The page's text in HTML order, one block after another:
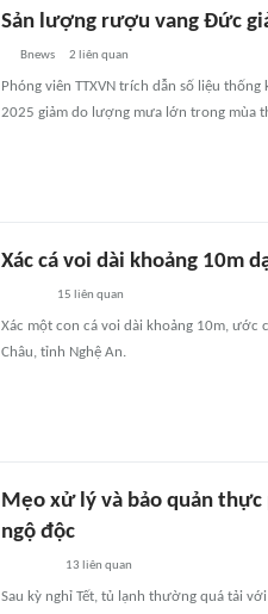
Sản lượng rượu vang Đức
Bnews 2 liên quan
Phóng viên TTXVN trích dẫn số liệu
2025 giảm do lượng mưa lớn trong mùa
Xác cá voi dài khoảng 10m
15 liên quan
Xác một con cá voi dài khoảng 10m, ước
Châu, tỉnh Nghệ An.
Mẹo xử lý và bảo quản thực
ngộ độc
13 liên quan
Sau kỳ nghỉ Tết, tủ lạnh thường quá tải